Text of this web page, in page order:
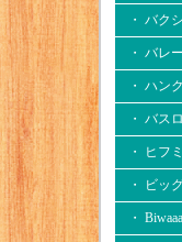
・ バク
・ バレ
・ ハン
・ バス
・ ヒフ
・ ビッ
・